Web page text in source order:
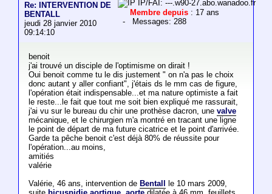
Re: INTERVENTION DE
BENTALL
jeudi 28 janvier 2010
09:14:10
IP/FAI: ---.w90-27.abo.wanadoo.fr
Membre depuis : 17 ans
- Messages: 288
benoit
j'ai trouvé un disciple de l'optimisme on dirait !
Oui benoit comme tu le dis justement " on n'a pas le choix
donc autant y aller confiant", j'étais ds le mm cas de figure,
l'opération était indispensable...et ma nature optimiste a fait
le reste...le fait que tout me soit bien expliqué me rassurait,
j'ai vu sur le bureau du chir une prothèse dacron, une valve
mécanique, et le chirurgien m'a montré en tracant une ligne
le point de départ de ma future cicatrice et le point d'arrivée.
Garde ta pêche benoit c'est déjà 80% de réussite pour
l'opération...au moins,
amitiés
valérie
Valérie, 46 ans, intervention de Bentall
le 10 mars 2009,